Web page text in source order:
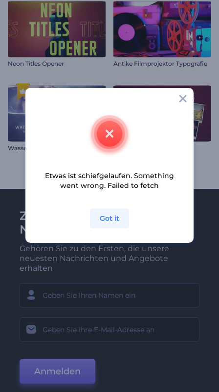
Neon Titles Opener Antike Filmprojektor Typografie
Wassertropfen-Diashow Liebesgeständnis Brief
Zu Renderforest-
Newsletter anmelden
Gehören Sie zu den Ersten, die unsere
neuesten Nachrichten und Angebote
erhalten
Anmelden
Etwas ist schiefgelaufen. Something
went wrong. Failed to fetch
Got it